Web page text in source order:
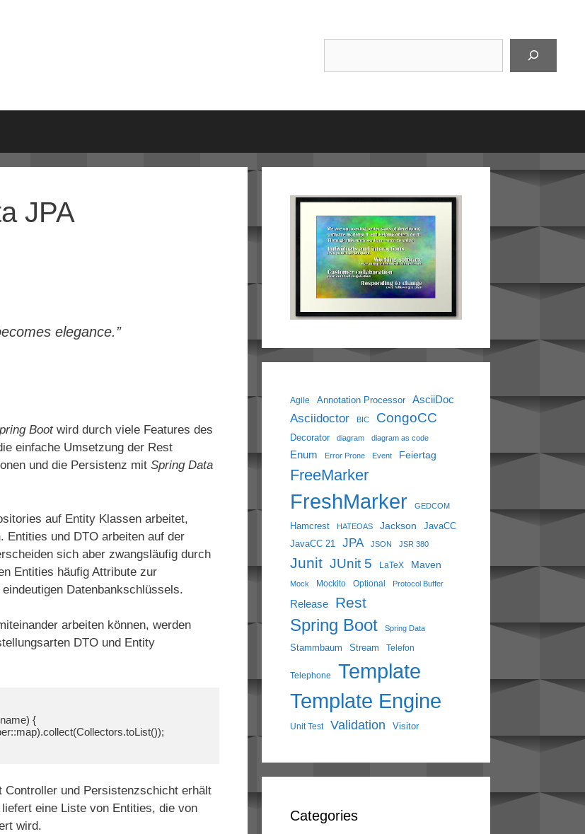
JPA
elegance.”
Bootwird durch viele Features des
einfache Umsetzung der Rest
und die Persistenz mitSpring Data
auf Entity Klassen arbeitet,
Entities und DTO arbeiten auf der
sich aber zwangsläufig durch
Entities häufig Attribute zur
Datenbankschlüssels.
arbeiten können, werden
DTO und Entity
{
Controller und Persistenzschicht erhält
eine Liste von Entities, die von
wird.
Agile Annotation Processor AsciiDoc
Asciidoctor BIC CongoCC
Decorator diagram diagram as code
Enum Error Prone Event Feiertag
FreeMarker
FreshMarker GEDCOM
Hamcrest HATEOAS Jackson
JavaCC
JavaCC 21
JPA JSON JSR 380
Junit JUnit 5 LaTeX Maven
Mock Mockito Optional Protocol Buffer
Release Rest
Spring Boot Spring Data
Stammbaum Stream Telefon
Telephone Template
Template Engine
Unit Test Validation Visitor
Categories